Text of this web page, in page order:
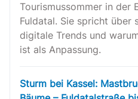
Tourismussommer in der
Fuldatal. Sie spricht über
digitale Trends und
ist als Anpassung.
Sturm bei Kassel: